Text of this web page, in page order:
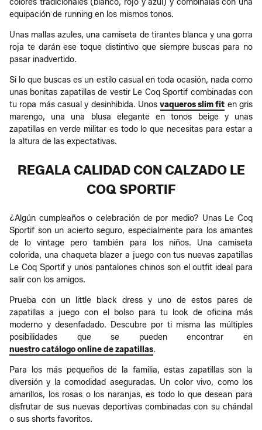
equipación de running en los mismos tonos.
Unas mallas azules, una camiseta de tirantes blanca y una gorra
roja te darán ese toque distintivo que siempre buscas para no
pasar inadvertido.
Si lo que buscas es un estilo casual en toda ocasión, nada como
unas bonitas zapatillas de vestir Le Coq Sportif combinadas con
tu ropa más casual y desinhibida. Unosvaqueros slim fit en gris
marengo, una una blusa elegante en tonos beige y unas
zapatillas en verde militar es todo lo que necesitas para estar a
la altura de las expectativas.
REGALA CALIDAD CON CALZADO LE
COQ SPORTIF
¿Algún cumpleaños o celebración de por medio? Unas Le Coq
Sportif son un acierto seguro, especialmente para los amantes
de lo vintage pero también para los niños. Una camiseta
colorida, una chaqueta blazer a juego con tus nuevas zapatillas
Le Coq Sportif y unos pantalones chinos son el outfit ideal para
salir con los amigos.
Prueba con un little black dress y uno de estos pares de
zapatillas a juego con el bolso para tu look de oficina más
moderno y desenfadado. Descubre por ti misma las múltiples
posibilidades que se pueden encontrar en
nuestro catálogo online de zapatillas.
Para los más pequeños de la familia, estas zapatillas son la
diversión y la comodidad aseguradas. Un color vivo, como los
amarillos, los rosas o los naranjas, es todo lo que desean para
disfrutar de sus nuevas deportivas combinadas con su chándal
o sus shorts favoritos.